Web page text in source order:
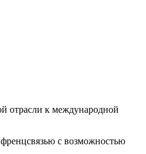
отрасли к международной
с возможностью